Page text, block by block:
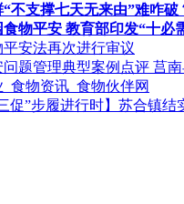
“不支撑七天无来由”难咋破
物平安 教育部印发“十必
安法再次进行审议
题管理典型案例点评 莒
食物资讯_食物伙伴网
促”步履进行时】苏合镇结